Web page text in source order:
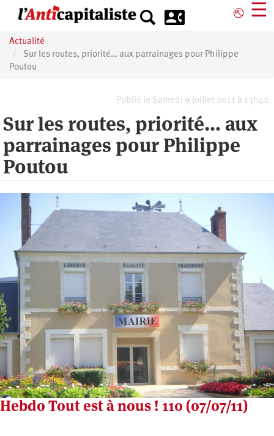
principal
⎋ ☰
Actualité
Sur les routes, priorité… aux parrainages pour Philippe
Poutou
Publié le Samedi 9 juillet 2011 à 13h42.
Sur les routes, priorité… aux
parrainages pour Philippe
Poutou
Hebdo Tout est à nous ! 110 (07/07/11)